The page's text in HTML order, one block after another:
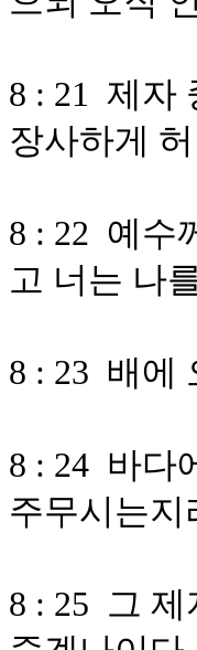
8 : 21 제자
장사하게
8 : 22 예수
고 너는 나
8 : 23 배에
8 : 24 바다
주무시는지
8 : 25 그